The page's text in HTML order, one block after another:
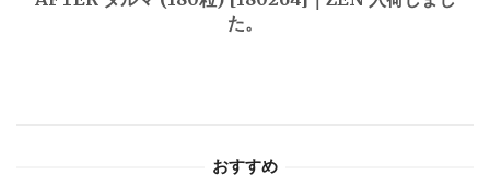
た。
おすすめ